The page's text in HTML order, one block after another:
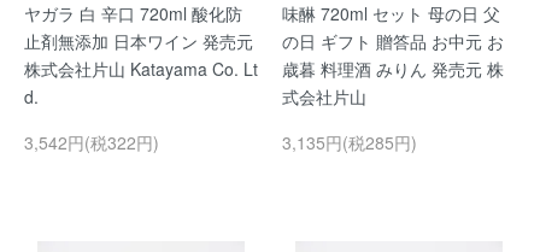
ヤガラ 白 辛口 720ml 酸化防
止剤無添加 日本ワイン 発売元
株式会社片山 Katayama Co. Lt
d.
3,542円(税322円)
味醂 720ml セット 母の日 父
の日 ギフト 贈答品 お中元 お
歳暮 料理酒 みりん 発売元 株
式会社片山
3,135円(税285円)